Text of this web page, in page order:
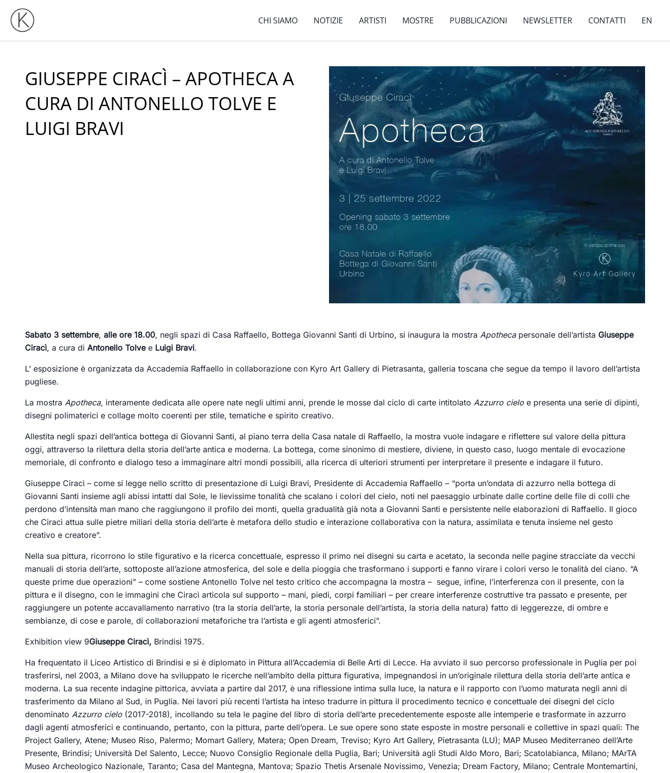
contenuto
CHI SIAMO NOTIZIE ARTISTI MOSTRE PUBBLICAZIONI NEWSLETTER CONTATTI EN
GIUSEPPE CIRACÌ – APOTHECA A
CURA DI ANTONELLO TOLVE E
LUIGI BRAVI
Sabato 3 settembre, alle ore 18.00, negli spazi di Casa Raffaello, Bottega Giovanni Santi di Urbino, si inaugura la mostra Apothecapersonale dell’artista Giuseppe
Ciracì, a cura di Antonello Tolvee Luigi Bravi.
L’ esposizione è organizzata da Accademia Raffaello in collaborazione con Kyro Art Gallery di Pietrasanta, galleria toscana che segue da tempo il lavoro dell’artista
pugliese.
La mostra Apotheca, interamente dedicata alle opere nate negli ultimi anni, prende le mosse dal ciclo di carte intitolato Azzurro cielo e presenta una serie di dipinti,
disegni polimaterici e collage molto coerenti per stile, tematiche e spirito creativo.
Allestita negli spazi dell’antica bottega di Giovanni Santi, al piano terra della Casa natale di Raffaello, la mostra vuole indagare e riflettere sul valore della pittura
oggi, attraverso la rilettura della storia dell’arte antica e moderna. La bottega, come sinonimo di mestiere, diviene, in questo caso, luogo mentale di evocazione
memoriale, di confronto e dialogo teso a immaginare altri mondi possibili, alla ricerca di ulteriori strumenti per interpretare il presente e indagare il futuro.
Giuseppe Ciracì – come si legge nello scritto di presentazione di Luigi Bravi, Presidente di Accademia Raffaello – “porta un’ondata di azzurro nella bottega di
Giovanni Santi insieme agli abissi intatti dal Sole, le lievissime tonalità che scalano i colori del cielo, noti nel paesaggio urbinate dalle cortine delle file di colli che
perdono d’intensità man mano che raggiungono il profilo dei monti, quella gradualità già nota a Giovanni Santi e persistente nelle elaborazioni di Raffaello. Il gioco
che Ciracì attua sulle pietre miliari della storia dell’arte è metafora dello studio e interazione collaborativa con la natura, assimilata e tenuta insieme nel gesto
creativo e creatore”.
Nella sua pittura, ricorrono lo stile figurativo e la ricerca concettuale, espresso il primo nei disegni su carta e acetato, la seconda nelle pagine stracciate da vecchi
manuali di storia dell’arte, sottoposte all’azione atmosferica, del sole e della pioggia che trasformano i supporti e fanno virare i colori verso le tonalità del ciano. “A
queste prime due operazioni” – come sostiene Antonello Tolve nel testo critico che accompagna la mostra – segue, infine, l’interferenza con il presente, con la
pittura e il disegno, con le immagini che Ciracì articola sul supporto – mani, piedi, corpi familiari – per creare interferenze costruttive tra passato e presente, per
raggiungere un potente accavallamento narrativo (tra la storia dell’arte, la storia personale dell’artista, la storia della natura) fatto di leggerezze, di ombre e
sembianze, di cose e parole, di collaborazioni metaforiche tra l’artista e gli agenti atmosferici”.
Exhibition view 9Giuseppe Ciracì, Brindisi 1975.
Ha frequentato il Liceo Artistico di Brindisi e si è diplomato in Pittura all’Accademia di Belle Arti di Lecce. Ha avviato il suo percorso professionale in Puglia per poi
trasferirsi, nel 2003, a Milano dove ha sviluppato le ricerche nell’ambito della pittura figurativa, impegnandosi in un’originale rilettura della storia dell’arte antica e
moderna. La sua recente indagine pittorica, avviata a partire dal 2017, è una riflessione intima sulla luce, la natura e il rapporto con l’uomo maturata negli anni di
trasferimento da Milano al Sud, in Puglia. Nei lavori più recenti l’artista ha inteso tradurre in pittura il procedimento tecnico e concettuale dei disegni del ciclo
denominato Azzurro cielo (2017-2018), incollando su tela le pagine del libro di storia dell’arte precedentemente esposte alle intemperie e trasformate in azzurro
dagli agenti atmosferici e continuando, pertanto, con la pittura, parte dell’opera. Le sue opere sono state esposte in mostre personali e collettive in spazi quali: The
Project Gallery, Atene; Museo Riso, Palermo; Momart Gallery, Matera; Open Dream, Treviso; Kyro Art Gallery, Pietrasanta (LU); MAP Museo Mediterraneo dell’Arte
Presente, Brindisi; Università Del Salento, Lecce; Nuovo Consiglio Regionale della Puglia, Bari; Università agli Studi Aldo Moro, Bari; Scatolabianca, Milano; MArTA
Museo Archeologico Nazionale, Taranto; Casa del Mantegna, Mantova; Spazio Thetis Arsenale Novissimo, Venezia; Dream Factory, Milano; Centrale Montemartini,